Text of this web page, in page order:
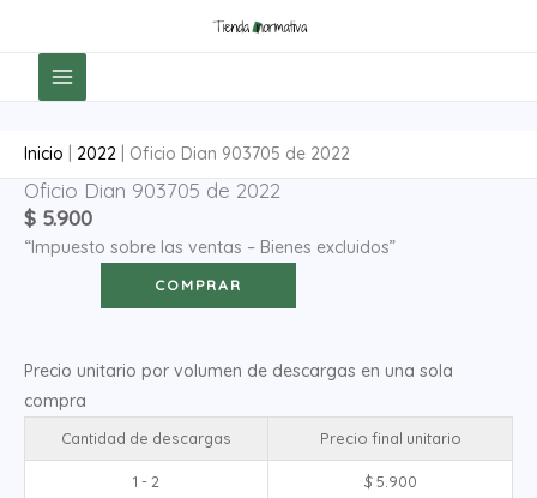
contenido
Inicio 2022 Oficio Dian 903705 de 2022
Oficio Dian 903705 de 2022
$ 5.900
“Impuesto sobre las ventas – Bienes excluidos”
Oficio
Dian
903705
COMPRAR
Precio unitario por volumen de descargas en una sola
compra
Cantidad de descargas Precio final unitario
1 - 2 $5.900